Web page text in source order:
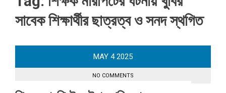
সাবেক শিক্ষার্থীর ছাত্রত্ব ও সনদ স্থগিত
MAY 4 2025
NO COMMENTS